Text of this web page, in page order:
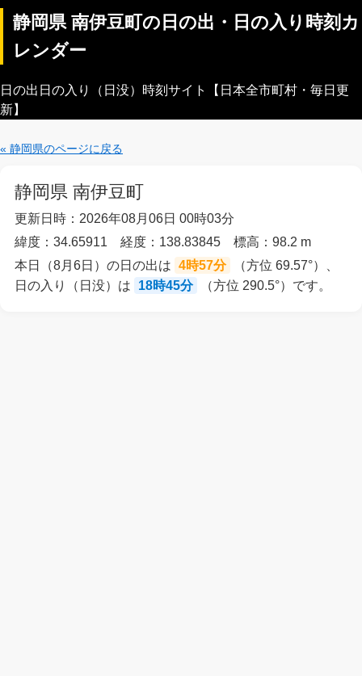
静岡県 南伊豆町の日の出・日の入り時刻カ
レンダー
日の出日の入り（日没）時刻サイト【日本全市町村・毎日更
新】
« 静岡県のページに戻る
静岡県 南伊豆町
更新日時：2026年08月06日 00時03分
緯度：34.65911 経度：138.83845 標高：98.2 m
本日（8月6日）の日の出は 4時57分
（方位 69.57°）、
日の入り（日没）は
18時45分 （方位 290.5°）です。